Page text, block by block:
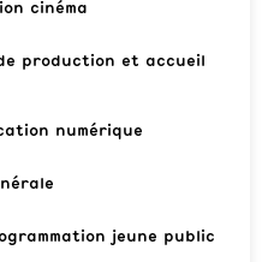
cinéma
production et accueil
numérique
jeune public